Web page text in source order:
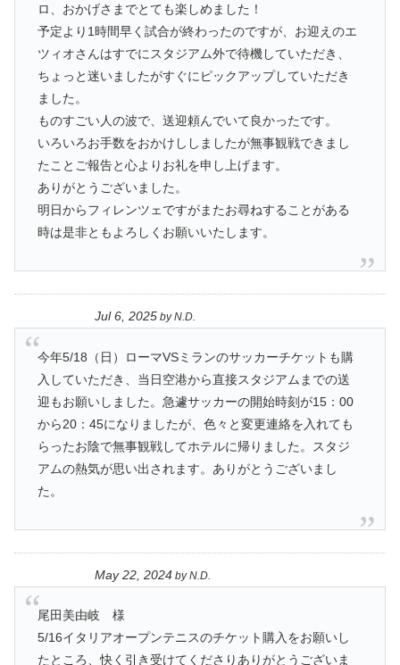
ロ、おかげさまでとても楽しめました！
予定より1時間早く試合が終わったのですが、お迎えのエ
ツィオさんはすでにスタジアム外で待機していただき、
ちょっと迷いましたがすぐにピックアップしていただき
ました。
ものすごい人の波で、送迎頼んでいて良かったです。
いろいろお手数をおかけししましたが無事観戦できまし
たことご報告と心よりお礼を申し上げます。
ありがとうございました。
明日からフィレンツェですがまたお尋ねすることがある
時は是非ともよろしくお願いいたします。
Jul 6, 2025 byN.D.
今年5/18（日）ローマVSミランのサッカーチケットも購
入していただき、当日空港から直接スタジアムまでの送
迎もお願いしました。急遽サッカーの開始時刻が15：00
から20：45になりましたが、色々と変更連絡を入れても
らったお陰で無事観戦してホテルに帰りました。スタジ
アムの熱気が思い出されます。ありがとうございまし
た。
May 22, 2024 byN.D.
尾田美由岐 様
5/16イタリアオープンテニスのチケット購入をお願いし
たところ、快く引き受けてくださりありがとうございま